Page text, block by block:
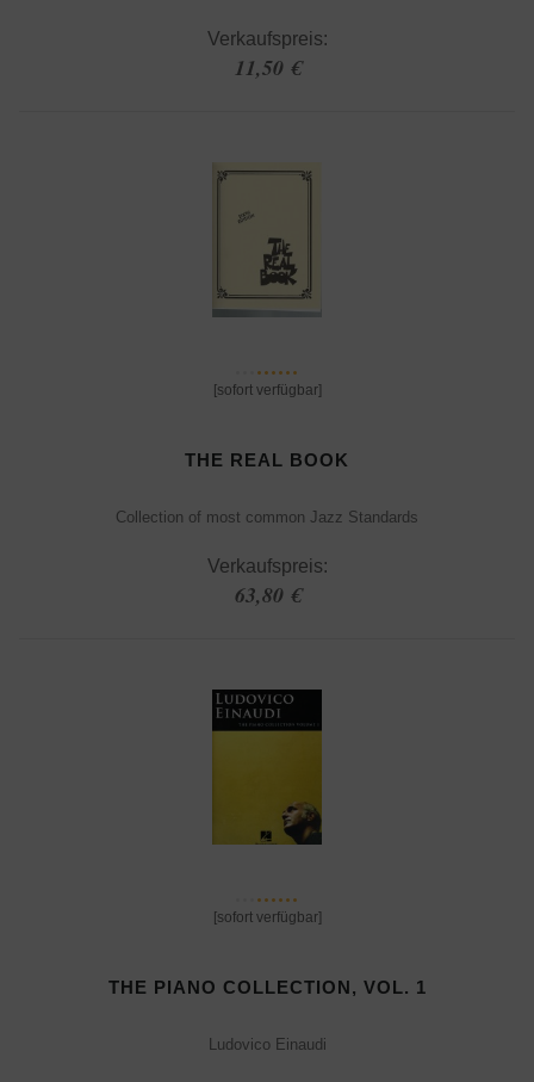
Verkaufspreis:
11,50 €
[sofort verfügbar]
THE REAL BOOK
Collection of most common Jazz Standards
Verkaufspreis:
63,80 €
[sofort verfügbar]
THE PIANO COLLECTION, VOL. 1
Ludovico Einaudi